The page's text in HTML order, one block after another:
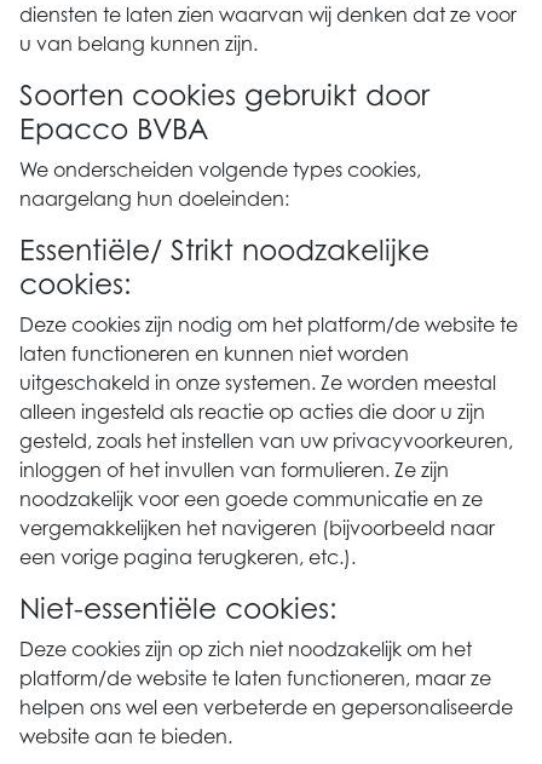
diensten te laten zien waarvan wij denken dat ze voor
u van belang kunnen zijn.
Soorten cookies gebruikt door
Epacco BVBA
We onderscheiden volgende types cookies,
naargelang hun doeleinden:
Essentiële/ Strikt noodzakelijke
cookies:
Deze cookies zijn nodig om het platform/de website te
laten functioneren en kunnen niet worden
uitgeschakeld in onze systemen. Ze worden meestal
alleen ingesteld als reactie op acties die door u zijn
gesteld, zoals het instellen van uw privacyvoorkeuren,
inloggen of het invullen van formulieren. Ze zijn
noodzakelijk voor een goede communicatie en ze
vergemakkelijken het navigeren (bijvoorbeeld naar
een vorige pagina terugkeren, etc.).
Niet-essentiële cookies:
Deze cookies zijn op zich niet noodzakelijk om het
platform/de website te laten functioneren, maar ze
helpen ons wel een verbeterde en gepersonaliseerde
website aan te bieden.